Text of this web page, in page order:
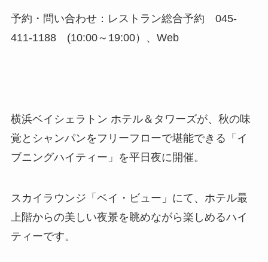
予約・問い合わせ：レストラン総合予約 045-
411-1188 (10:00～19:00）、Web
横浜ベイシェラトン ホテル＆タワーズが、秋の味
覚とシャンパンをフリーフローで堪能できる「イ
ブニングハイティー」を平日夜に開催。
スカイラウンジ「ベイ・ビュー」にて、ホテル最
上階からの美しい夜景を眺めながら楽しめるハイ
ティーです。